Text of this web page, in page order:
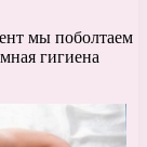
мы поболтаем
гигиена